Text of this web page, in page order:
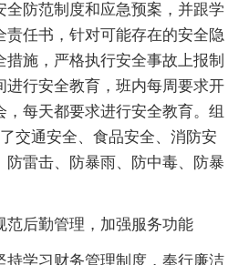
全防范制度和应急预案，并跟学
责任书，针对可能存在的安全隐
施，严格执行安全事故上报制
进行安全教育，班内每周要求开
每天都要求进行安全教育。组
交通安全、食品安全、消防安
防雷击、防暴雨、防中毒、防暴
范后勤管理，加强服务功能
持学习财务管理制度，奉行廉洁